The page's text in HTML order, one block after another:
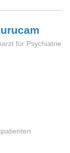
für Psychiatrie